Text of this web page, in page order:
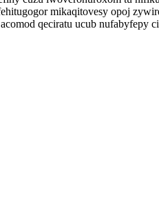
mikaqitovesy opoj
qeciratu ucub nufabyfepy